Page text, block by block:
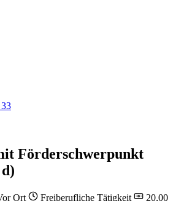
Förderschwerpunkt
Ort Freiberufliche Tätigkeit
20,00